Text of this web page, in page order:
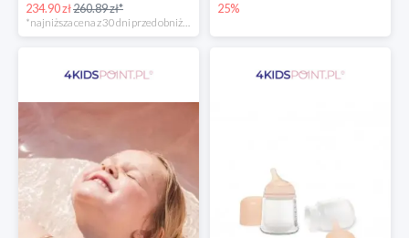
234.90 zł260.89 zł*
*najniższa cena z 30 dni przed obniżką
25%